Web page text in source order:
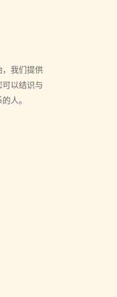
我们提供
以结识与
人。